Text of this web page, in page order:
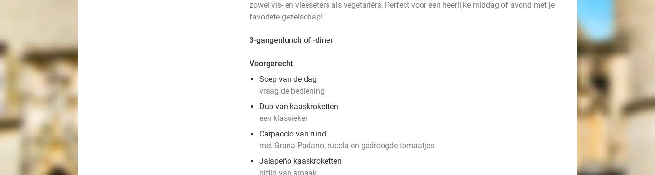
zowel vis- en vleeseters als vegetariërs. Perfect voor een heerlijke middag of avond met je
favoriete gezelschap!
3-gangenlunch of -diner
Voorgerecht
Soep van de dag
vraag de bediening
Duo van kaaskroketten
een klassieker
Carpaccio van rund
met Grana Padano, rucola en gedroogde tomaatjes
Jalapeño kaaskroketten
pittig van smaak